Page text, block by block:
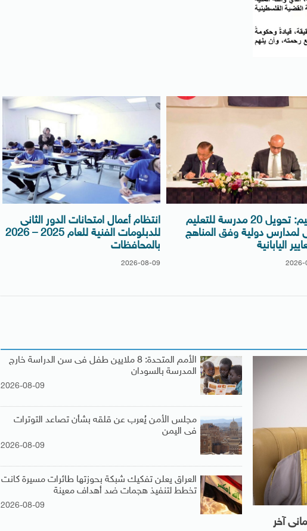
التعليم: تحويل 20 مدرسة للتعليم
لمدارس دولية وفق المناهج
اليابانية
2026-
انتظام أعمال امتحانات الدور الثانى
للدبلومات الفنية للعام 2025 – 2026
بالمحافظات
2026-08-09
الأمم المتحدة: 8 ملايين طفل فى سن الدراسة خارج
المدرسة بالسودان
2026-08-09
مجلس الأمن يُعرب عن قلقه بشأن تصاعد التوترات
فى اليمن
2026-08-09
العراق يعلن تفكيك شبكة بحوزتها طائرات مسيرة كانت
تخطط لتنفيذ هجمات ضد أهداف معينة
2026-08-09
آخر